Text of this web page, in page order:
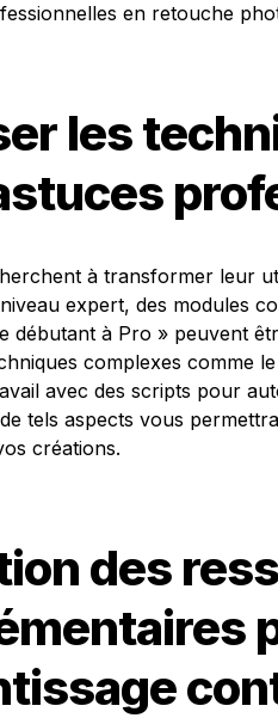
en retouche
les
à transformer leur
expert, des modules
débutant à Pro » peuvent
complexes comme
avec des scripts pour
de tels aspects vous
créations.
des